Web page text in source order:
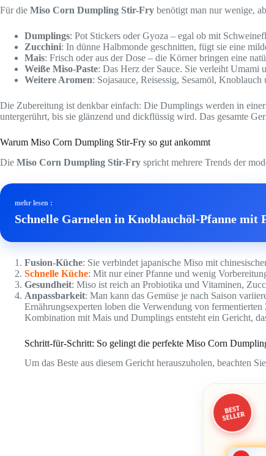
Für die Miso Corn Dumpling Stir-Fry benötigt man nur wenige,
Dumplings: Pot Stickers oder Gyoza – egal ob mit
Zucchini: In dünne Halbmonde geschnitten, fügt sie eine
Mais: Frisch oder aus der Dose – die Körner bringen eine
Weiße Miso-Paste: Das Herz der Sauce. Sie verleiht Umami
Weitere Aromen: Sojasauce, Reisessig, Sesamöl,
Die Zubereitung ist denkbar einfach: Die Dumplings werden in
untergerührt, bis sie glänzend und dickflüssig wird. Das gesamte
Warum Miso Corn Dumpling Stir-Fry so gut ankommt
Die Miso Corn Dumpling Stir-Fry spricht mehrere Trends der
mehr lesen :
Schnelle Garnelen in Knoblauchöl-Pfanne mit
Fusion-Küche: Sie verbindet japanische Miso mit
Schnelle Küche: Mit nur einer Pfanne und wenig
Gesundheit: Miso ist reich an Probiotika und Vitaminen,
Anpassbarkeit: Man kann das Gemüse je nach Saison
Ernährungsexperten loben die Verwendung von
Kombination mit Mais und Dumplings entsteht ein Gericht,
Schritt-für-Schritt: So gelingt die perfekte Miso Corn
Um das Beste aus diesem Gericht herauszuholen, beachten
BEST
SELLER